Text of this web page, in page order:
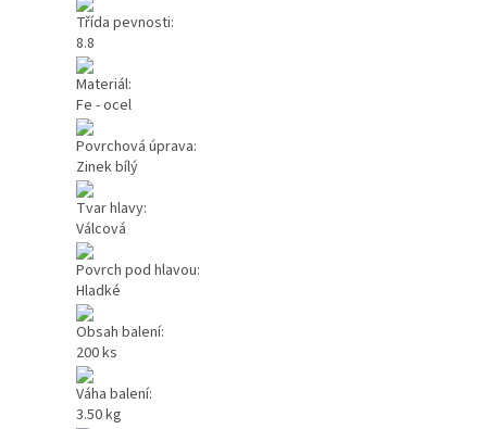
Třída pevnosti:
8.8
Materiál:
Fe - ocel
Povrchová úprava:
Zinek bílý
Tvar hlavy:
Válcová
Povrch pod hlavou:
Hladké
Obsah balení:
200 ks
Váha balení:
3.50 kg